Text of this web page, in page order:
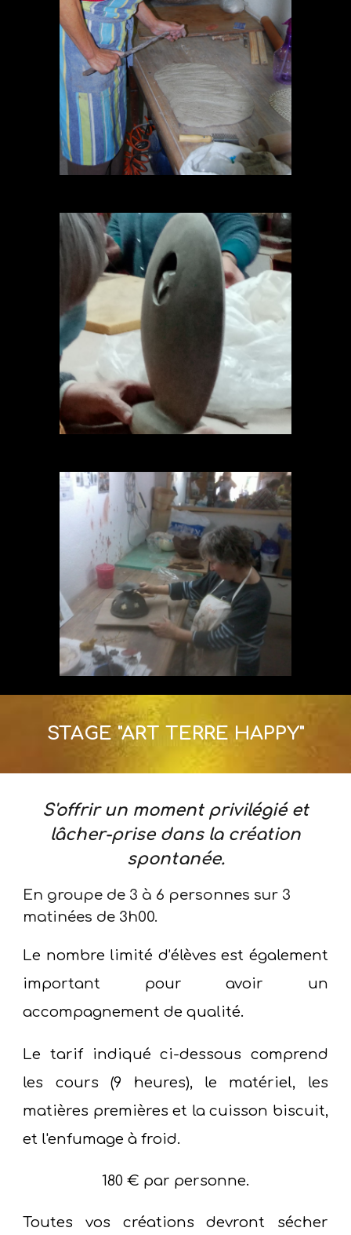
STAGE "ART TERRE HAPPY"
S'offrir un moment privilégié et
lâcher-prise dans la création
spontanée.
En groupe de 3 à 6 personnes sur 3
matinées de 3h00.
Le nombre limité d’élèves est également
important pour avoir un
accompagnementde qualité.
Le tarif indiqué ci-dessous comprend
les cours (9 heures), le matériel, les
matières premières et lacuisson biscuit,
et l'enfumage à froid.
180 € par personne.
Toutes vos créations devront sécher